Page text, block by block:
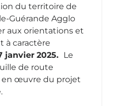
du territoire de
Guérande Agglo
aux orientations et
à caractère
janvier 2025. Le
de route
en œuvre du projet